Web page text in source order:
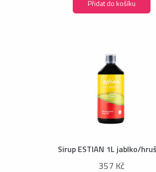
Přidat do košíku
Sirup ESTIAN 1L jablko/
357 Kč